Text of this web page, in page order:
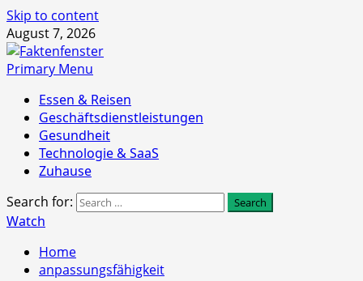
Skip to content
August 7, 2026
Primary Menu
Essen & Reisen
Geschäftsdienstleistungen
Gesundheit
Technologie & SaaS
Zuhause
Search for:
Watch
Home
anpassungsfähigkeit